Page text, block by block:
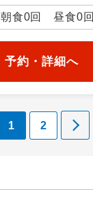
朝食0回 昼食0
予約・詳細へ
1 2